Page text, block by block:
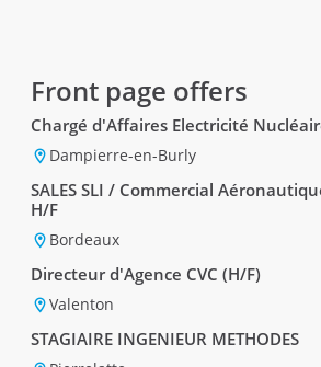
Front page offers
Chargé d'Affaires Electricité
Dampierre-en-Burly
SALES SLI / Commercial
H/F
Bordeaux
Directeur d'Agence CVC (H/F)
Valenton
STAGIAIRE INGENIEUR METHODES